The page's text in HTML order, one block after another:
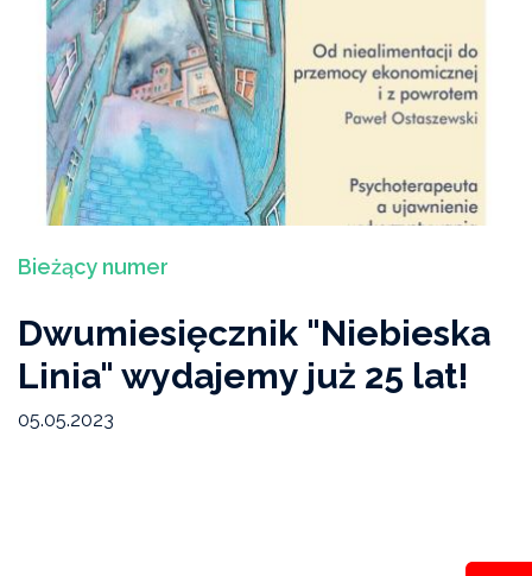
Wzory pism
Ekspertyzy, interpelacje, opinie
Bieżący numer
Studium Przeciwdziałania Przemocy Domowej I
stopnia
Wydarzenia
Artykuły „Niebieskiej Linii"
Wiadomości Niebieskiej Linii
Bieżący numer
Dwumiesięcznik "Niebieska
Linia" wydajemy już 25 lat!
05.05.2023